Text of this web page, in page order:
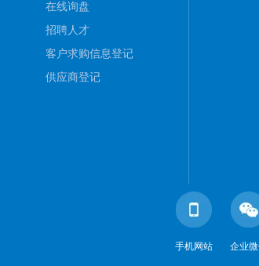
在线询盘
招聘人才
客户求购信息登记
供应商登记
手机网站 企业